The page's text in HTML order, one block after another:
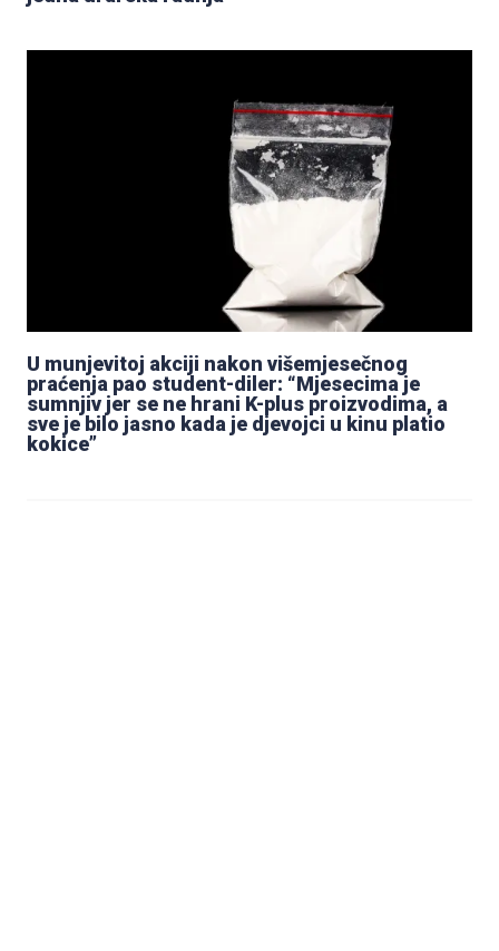
U munjevitoj akciji nakon višemjesečnog
praćenja pao student-diler: “Mjesecima je
sumnjiv jer se ne hrani K-plus proizvodima, a
sve je bilo jasno kada je djevojci u kinu platio
kokice”